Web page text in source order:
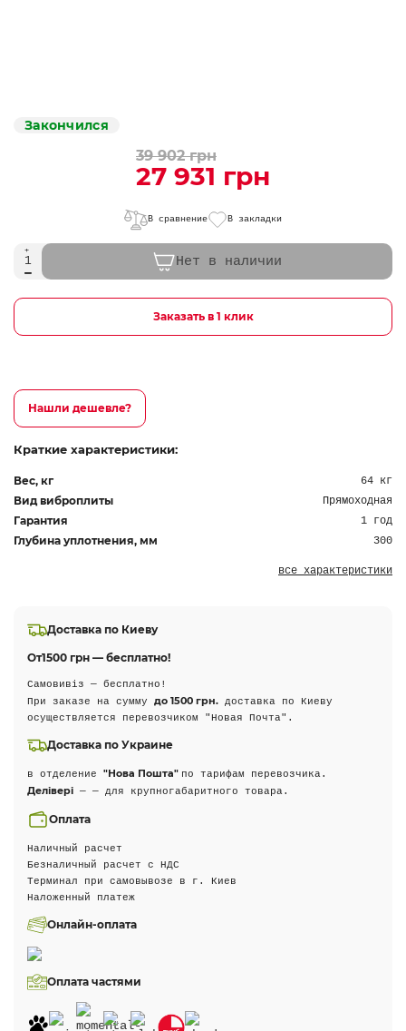
Закончился
39 902 грн
27 931 грн
В сравнение В закладки
Нет в наличии
Заказать в 1 клик
Нашли дешевле?
Краткие характеристики:
Вес, кг 64 кг
Вид виброплиты Прямоходная
Гарантия 1 год
Глубина уплотнения, мм 300
все характеристики
Доставка по Киеву
От1500 грн — бесплатно!
Самовивіз — бесплатно!
При заказе на сумму до 1500 грн. доставка по Киеву
осуществляется перевозчиком "Новая Почта".
Доставка по Украине
в отделение "Нова Пошта" по тарифам перевозчика.
Делівері — — для крупногабаритного товара.
Оплата
Наличный расчет
Безналичный расчет с НДС
Терминал при самовывозе в г. Киев
Наложенный платеж
Онлайн-оплата
Оплата частями